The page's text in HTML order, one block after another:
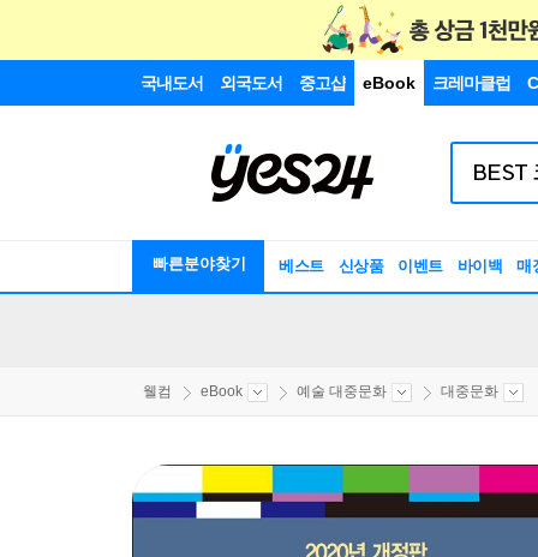
국내도서 외국도서 중고샵 eBook 크레마클럽
빠른분야찾기 베스트 신상품 이벤트 바이백 매
웰컴 eBook 예술 대중문화 대중문화